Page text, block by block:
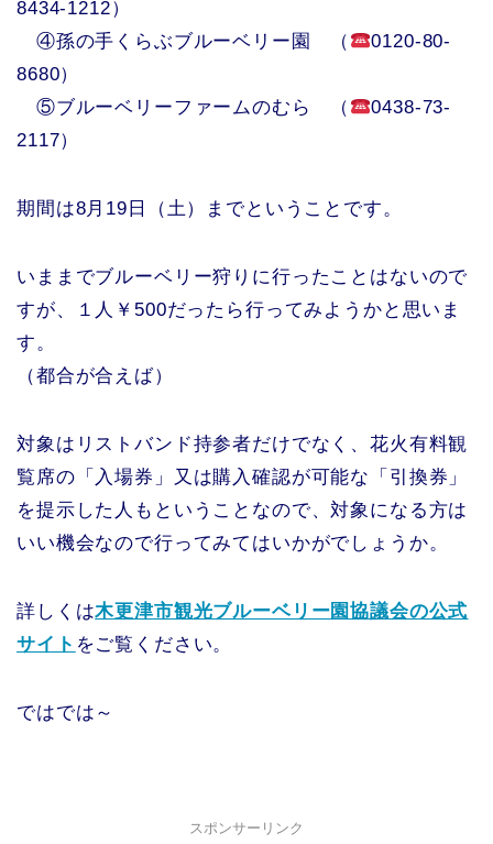
8434-1212）
④孫の手くらぶブルーベリー園 （
0120-80-
8680）
⑤ブルーベリーファームのむら （
0438-73-
2117）
期間は8月19日（土）までということです。
いままでブルーベリー狩りに行ったことはないので
すが、１人￥500だったら行ってみようかと思いま
す。
（都合が合えば）
対象はリストバンド持参者だけでなく、花火有料観
覧席の「入場券」又は購入確認が可能な「引換券」
を提示した人もということなので、対象になる方は
いい機会なので行ってみてはいかがでしょうか。
詳しくは木更津市観光ブルーベリー園協議会の公式
サイト をご覧ください。
ではでは～
スポンサーリンク